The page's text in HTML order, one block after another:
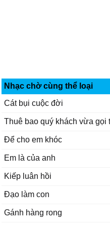
Nhạc chờ cùng thể loại
Cát bụi cuộc đời
Thuê bao quý khách vừa gọi
Để cho em khóc
Em là của anh
Kiếp luân hồi
Đạo làm con
Gánh hàng rong